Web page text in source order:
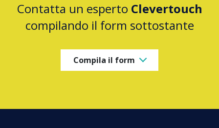
Contatta un esperto Clevertouch
compilando il form sottostante
Compila il form